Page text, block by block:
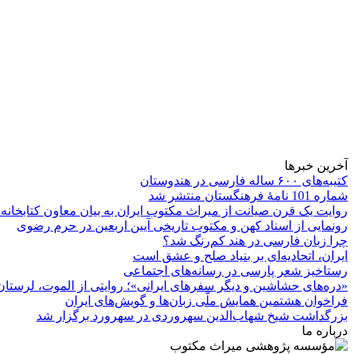
آخرین خبرها
کتیبه‌های ۶۰۰ ساله فارسی در هندوستان
شماره 101 نامۀ فرهنگستان منتشر شد
روایت یک قرن صیانت از میراث مکتوب ایران به بیان معاون
رونمایی از اسناد کهن و مکتوب تاریخی آیین اربعین در حرم رضوی
چرا زبان فارسی در هند کم‌رنگ شد؟
ایران، اتحادیه‌ای بر بنیاد صلح و عشق است
رستاخیز شعر پارسی در رسانه‌های اجتماعی
«دره‌های حشاشین و دیگر سفرهای ایرانی»؛ روایتی از الموت، لرستان
فراخوان هشتمین همایش ملّی زبان‌ها و گویش‌های ایران
بزرگداشت شیخ شهاب‌الدین سهروردی در سهرورد برگزار شد
درباره ما